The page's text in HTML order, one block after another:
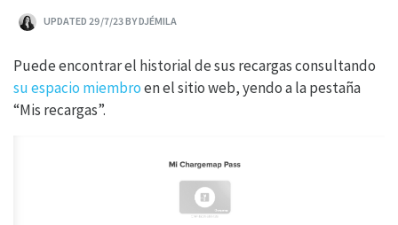
UPDATED 29/7/23 BY DJÉMILA
Puede encontrar el historial de sus recargas consultando
su espacio miembroen el sitio web, yendo a la pestaña
“Mis recargas”.